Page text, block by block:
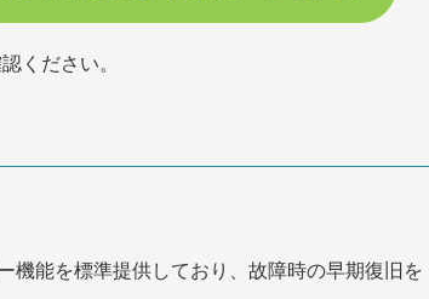
ください。
機能を標準提供しており、故障時の早期復旧を